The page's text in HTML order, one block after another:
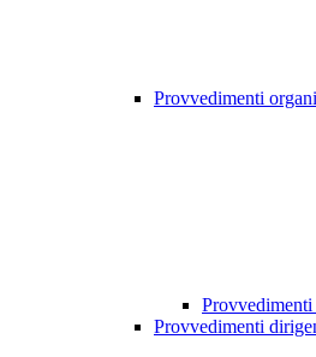
Provvedimenti
Provvedimenti